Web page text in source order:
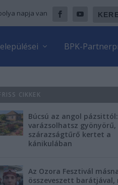
napja van
BPK-
CIKKEK
Búcsú az angol
varázsolhatsz gyönyörű,
szárazságtűrő kertet a
kánikulában
Az Ozora Fesztivál
összeveszett barátjával,